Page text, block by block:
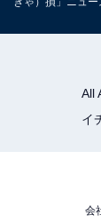
All
イ
会